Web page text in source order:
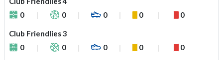
0
0 0 0 0
Club Friendlies 3
0
0 0 0 0